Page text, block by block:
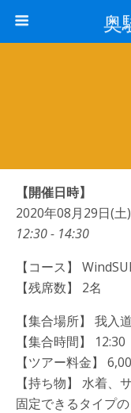
奥
【開催日時】
2020年08月29日(土)
12:30 - 14:30
【コース】
【残席数】 2名
【集合場所】 我入
【集合時間】 12:30
【ツアー料金】
【持ち物】 水着、
固定できるタイプ